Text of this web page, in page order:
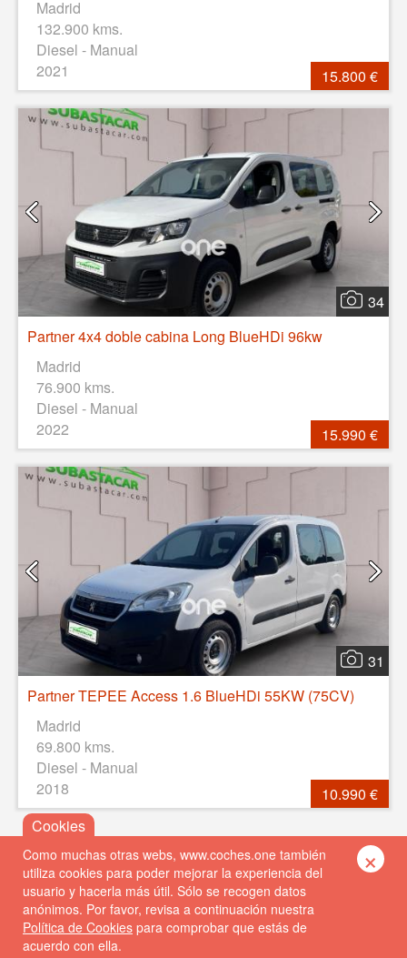
Madrid
132.900 kms.
Diesel - Manual
2021
15.800 €
34
Partner 4x4 doble cabina Long BlueHDi 96kw
Madrid
76.900 kms.
Diesel - Manual
2022
15.990 €
31
Partner TEPEE Access 1.6 BlueHDi 55KW (75CV)
Madrid
69.800 kms.
Diesel - Manual
2018
10.990 €
Como muchas otras webs, www.coches.one también
utiliza cookies para poder mejorar la experiencia del
usuario y hacerla más útil. Sólo se recogen datos
anónimos. Por favor, revisa a continuación nuestra
Política de Cookies para comprobar que estás de
acuerdo con ella.
×